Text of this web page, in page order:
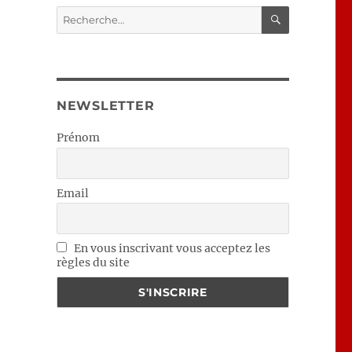
Recherche
pour :
NEWSLETTER
Prénom
Email
En vous inscrivant vous acceptez les
règles du site